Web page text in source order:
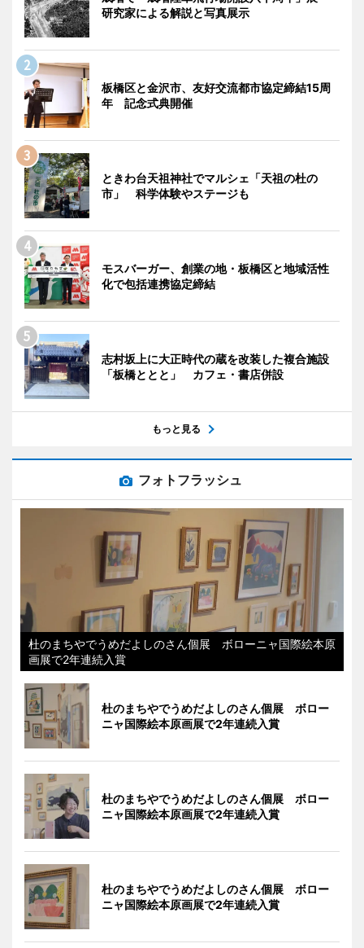
研究家による解説と写真展示
板橋区と金沢市、友好交流都市協定締結15周
年 記念式典開催
ときわ台天祖神社でマルシェ「天祖の杜の
市」 科学体験やステージも
モスバーガー、創業の地・板橋区と地域活性
化で包括連携協定締結
志村坂上に大正時代の蔵を改装した複合施設
「板橋ととと」 カフェ・書店併設
もっと見る
フォトフラッシュ
杜のまちやでうめだよしのさん個展 ボローニャ国際絵本原
画展で2年連続入賞
杜のまちやでうめだよしのさん個展 ボロー
ニャ国際絵本原画展で2年連続入賞
杜のまちやでうめだよしのさん個展 ボロー
ニャ国際絵本原画展で2年連続入賞
杜のまちやでうめだよしのさん個展 ボロー
ニャ国際絵本原画展で2年連続入賞